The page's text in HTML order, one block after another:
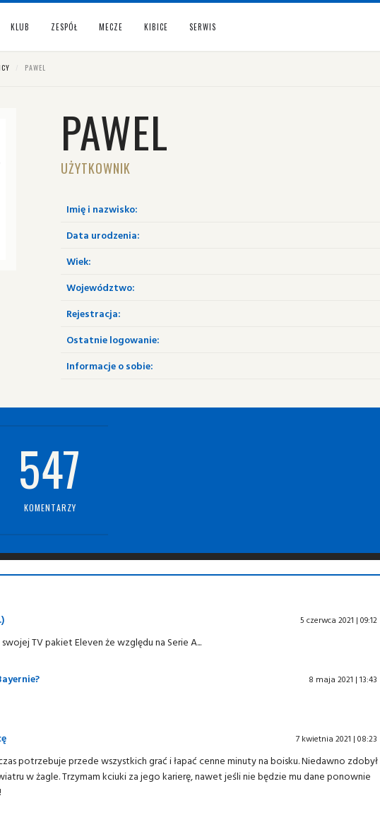
KLUB ZESPÓŁ MECZE KIBICE SERWIS
PAWEL
PAWEL
UŻYTKOWNIK
Imię i nazwisko:
Data urodzenia:
Wiek:
Województwo:
Rejestracja:
Ostatnie logowanie:
Informacje o sobie:
547
KOMENTARZY
5 czerwca 2021 | 09:12
TV pakiet Eleven że względu na Serie A...
8 maja 2021 | 13:43
7 kwietnia 2021 | 08:23
potrzebuje przede wszystkich grać i łapać cenne minuty na boisku. Niedawno zdobył
w żagle. Trzymam kciuki za jego karierę, nawet jeśli nie będzie mu dane ponownie